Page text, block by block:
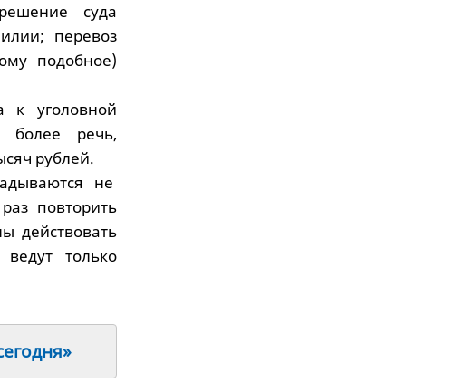
суда
перевоз
подобное)
к уголовной
более речь,
рублей.
не
повторить
действовать
только